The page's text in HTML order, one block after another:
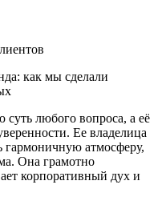
суть любого вопроса, а её
Ее владелица
гармоничную атмосферу,
Она грамотно
корпоративный дух и